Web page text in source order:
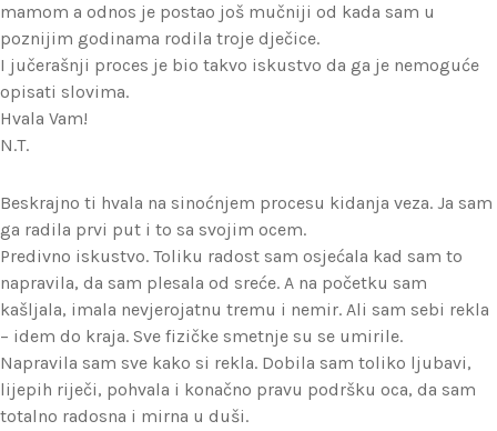
mamom a odnos je postao još mučniji od kada sam u
poznijim godinama rodila troje dječice.
I jučerašnji proces je bio takvo iskustvo da ga je nemoguće
opisati slovima.
Hvala Vam!
N.T.
Beskrajno ti hvala na sinoćnjem procesu kidanja veza. Ja sam
ga radila prvi put i to sa svojim ocem.
Predivno iskustvo. Toliku radost sam osjećala kad sam to
napravila, da sam plesala od sreće. A na početku sam
kašljala, imala nevjerojatnu tremu i nemir. Ali sam sebi rekla
– idem do kraja. Sve fizičke smetnje su se umirile.
Napravila sam sve kako si rekla. Dobila sam toliko ljubavi,
lijepih riječi, pohvala i konačno pravu podršku oca, da sam
totalno radosna i mirna u duši.